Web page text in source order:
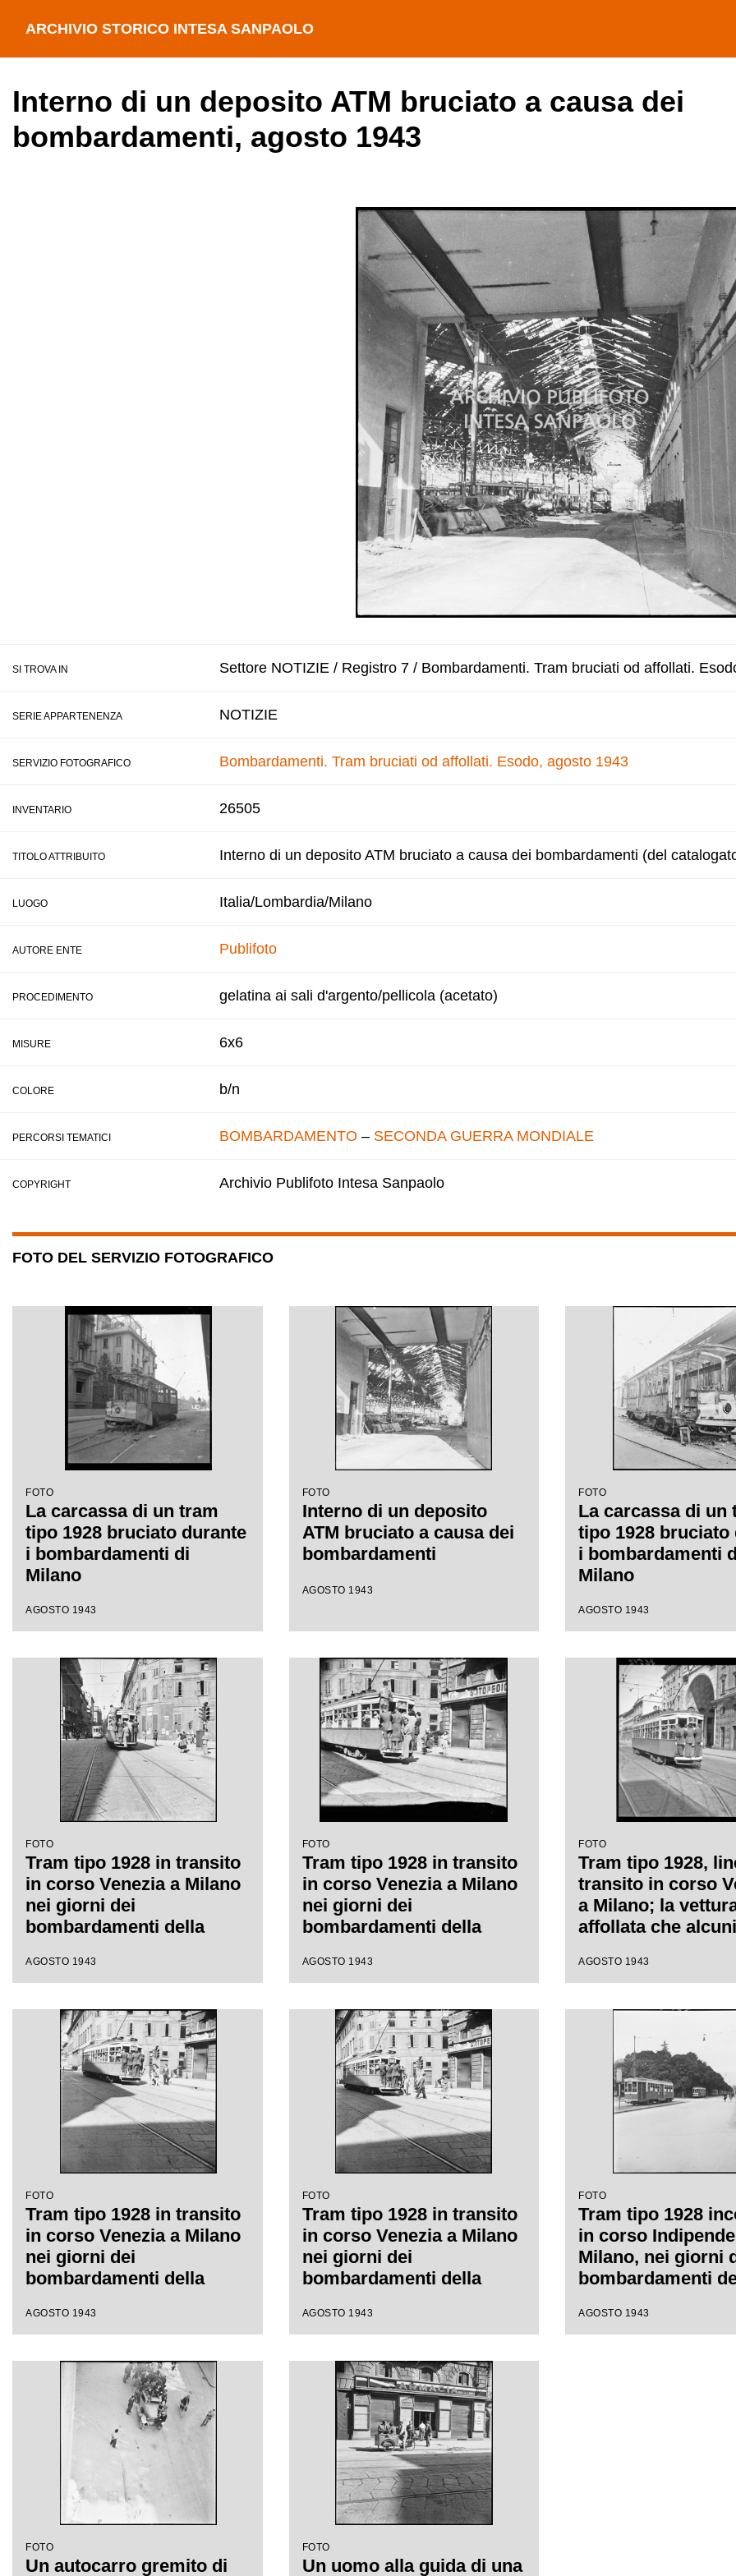
ARCHIVIO STORICO INTESA SANPAOLO
Interno di un deposito ATM bruciato a causa dei
bombardamenti, agosto 1943
SI TROVA IN Settore NOTIZIE / Registro 7 / Bombardamenti. Tram bruciati od affollati.
SERIE APPARTENENZA NOTIZIE
SERVIZIO FOTOGRAFICO Bombardamenti. Tram bruciati od affollati. Esodo, agosto 1943
INVENTARIO 26505
TITOLO ATTRIBUITO Interno di un deposito ATM bruciato a causa dei bombardamenti (del
LUOGO Italia/Lombardia/Milano
AUTORE ENTE Publifoto
PROCEDIMENTO gelatina ai sali d'argento/pellicola (acetato)
MISURE 6x6
COLORE b/n
PERCORSI TEMATICI BOMBARDAMENTO – SECONDA GUERRA MONDIALE
COPYRIGHT Archivio Publifoto Intesa Sanpaolo
FOTO DEL SERVIZIO FOTOGRAFICO
FOTO
La carcassa di un tram
tipo 1928 bruciato durante
i bombardamenti di
Milano
AGOSTO 1943
FOTO
Interno di un deposito
ATM bruciato a causa dei
bombardamenti
AGOSTO 1943
FOTO
La carcassa di un
tipo 1928 bruciato
i bombardamenti
Milano
AGOSTO 1943
FOTO
Tram tipo 1928 in transito
in corso Venezia a Milano
nei giorni dei
bombardamenti della
affollata che alcuni
piedi sul paraurti
posteriore, sul gancio e
uno si è addirittura
arrampicato sul finestrino.
Sullo sfondo si intravede
Palazzo Serbelloni
AGOSTO 1943
FOTO
Tram tipo 1928 in transito
in corso Venezia a Milano
nei giorni dei
bombardamenti della
affollata che alcuni
piedi sul paraurti
posteriore (dipinto di
bianco per aumentarne la
visibilità durante
l'oscuramento), sul gancio
e uno si è addirittura
arrampicato sul finestrino.
Sulla destra il negozio di
Beretta
AGOSTO 1943
FOTO
Tram tipo 1928,
transito in corso
a Milano; la
affollata che alcuni
piedi sul paraurti
bianco per
visibilità durante
l'oscuramento)
AGOSTO 1943
FOTO
Tram tipo 1928 in transito
in corso Venezia a Milano
nei giorni dei
bombardamenti della
affollata che alcuni
piedi sul paraurti
posteriore (dipinto di
bianco per aumentarne la
visibilità durante
l'oscuramento). Sulla
destra il negozio di articoli
ortopedici Raineri Beretta,
sullo sfondo Palazzo
AGOSTO 1943
FOTO
Tram tipo 1928 in transito
in corso Venezia a Milano
nei giorni dei
bombardamenti della
affollata che alcuni
piedi sul paraurti
posteriore (dipinto di
bianco per aumentarne la
visibilità durante
l'oscuramento). Sulla
destra il negozio di articoli
ortopedici Raineri Beretta
AGOSTO 1943
FOTO
Tram tipo 1928
in corso
Milano, nei giorni
bombardamenti
fasce bianche, per
AGOSTO 1943
FOTO
Un autocarro gremito di
FOTO
Un uomo alla guida di una